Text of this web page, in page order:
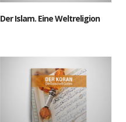
Der Islam. Eine Weltreligion